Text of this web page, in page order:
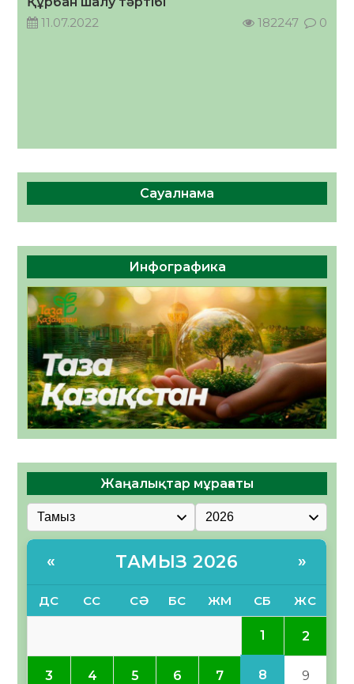
11.07.2022
182247 0
Сауалнама
Инфографика
Жаңалықтар мұрағаты
« ТАМЫЗ 2026 »
ДС СС СӘ БС ЖМ СБ ЖС
1 2
3 4 5 6 7 8 9